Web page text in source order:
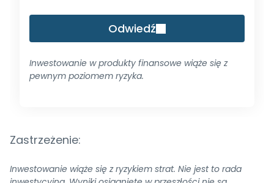
Odwiedź
Inwestowanie w produkty finansowe wiąże się z
pewnym poziomem ryzyka.
Zastrzeżenie:
Inwestowanie wiąże się z ryzykiem strat. Nie jest to rada